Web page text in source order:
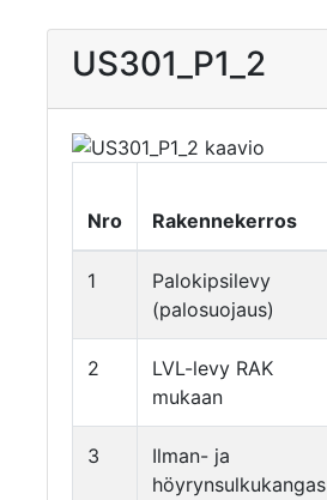
US301_P1_2
Nro Rakennekerros
1
Palokipsilevy
(palosuojaus)
2
LVL-levy RAK
mukaan
3
Ilman- ja
höyrynsulkukangas